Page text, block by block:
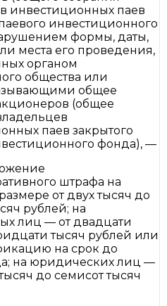
инвестиционных паев
инвестиционного
формы, даты,
места его проведения,
органом
общества или
общее
(общее
паев закрытого
фонда), —
штрафа на
от двух тысяч до
рублей; на
лиц — от двадцати
тысяч рублей или
на срок до
на юридических лиц —
до семисот тысяч